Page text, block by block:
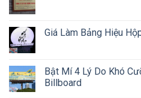
Giá Làm Bảng Hiệu
Bật Mí 4 Lý Do Khó
Billboard